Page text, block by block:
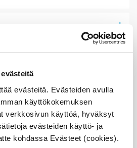
evästeitä. Evästeiden avulla
käyttökokemuksen
verkkosivun käyttöä, hyväksyt
evästeiden käyttö- ja
kohdassa Evästeet (cookies).